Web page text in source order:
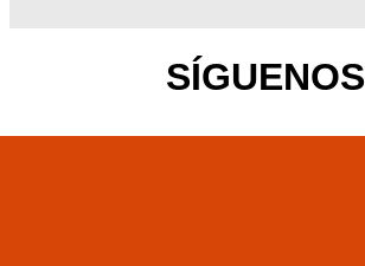
SÍGUENOS